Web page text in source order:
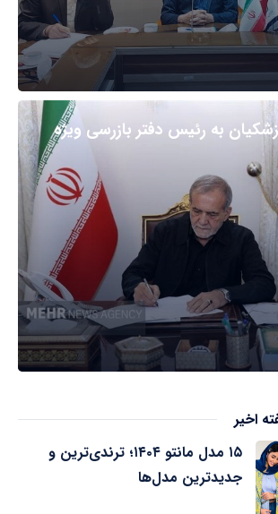
به رئیس دفتر بازرسی ویژه
اخیر
۱۵ مدل مانتو ۱۴۰۴؛ ترندی‌ترین و
جدیدترین مدل‌ها